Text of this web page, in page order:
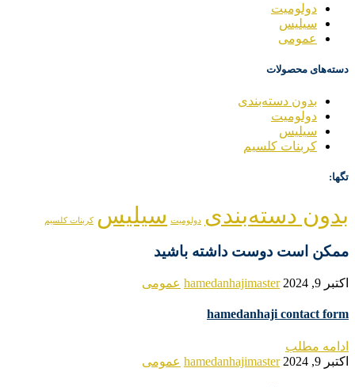
دولومیت
سیلیس
عمومی
دسته‌های محصولات
بدون دسته‌بندی
دولومیت
سیلیس
کربنات کلسیم
تگها:
بدون دسته‌بندی دولومیت سیلیس کربنات کلسیم
ممکن است دوست داشته باشید
اکتبر 9, 2024 hamedanhajimaster عمومی
hamedanhaji contact form
ادامه مطلب
اکتبر 9, 2024
hamedanhajimaster عمومی